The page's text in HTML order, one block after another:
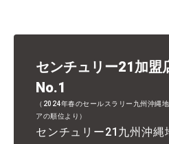
センチュリー21加盟
No.1
（2024年春のセールスラリー九州沖縄
アの順位より）
センチュリー21九州沖縄